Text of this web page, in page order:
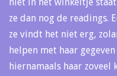
niet in het winkeltje
ze dan nog de readings.
ze vindt het niet erg,
helpen met haar
hiernamaals haar zoveel